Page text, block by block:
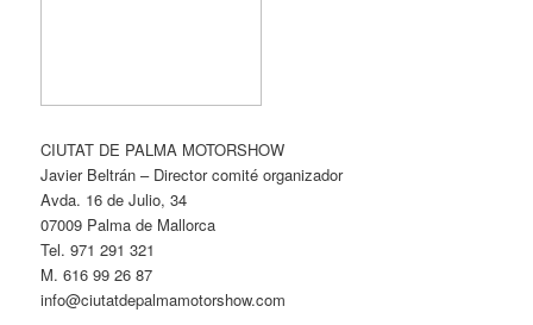
CIUTAT DE PALMA MOTORSHOW
Javier Beltrán – Director comité organizador
Avda. 16 de Julio, 34
07009 Palma de Mallorca
Tel. 971 291 321
M. 616 99 26 87
info@ciutatdepalmamotorshow.com